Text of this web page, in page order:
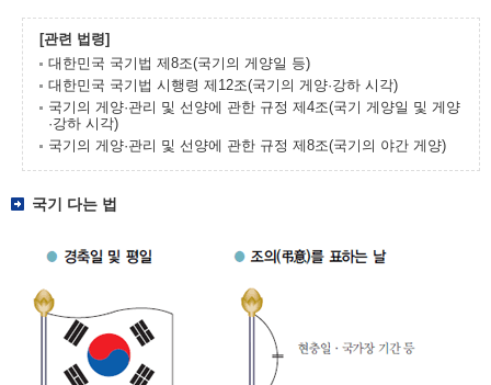
[관련 법령]
대한민국 국기법 제8조(국기의 게양일 등)
대한민국 국기법 시행령 제12조(국기의 게양·강하 시각)
국기의 게양·관리 및 선양에 관한 규정 제4조(국기 게양일 및 게양
·강하 시각)
국기의 게양·관리 및 선양에 관한 규정 제8조(국기의 야간 게양)
국기 다는 법